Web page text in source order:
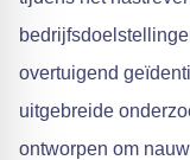
overtuigend
uitgebreide
ontworpen om